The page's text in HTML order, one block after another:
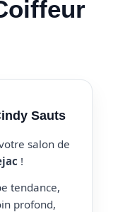
Sauts
salon de
!
tendance,
profond,